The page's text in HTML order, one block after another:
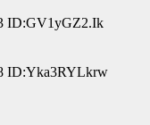
ID:GV1yGZ2.Ik
ID:Yka3RYLkrw